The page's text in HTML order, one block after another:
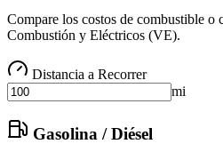
Compare los costos de combustible o
Combustión y Eléctricos (VE).
Distancia a Recorrer
mi
Gasolina / Diésel